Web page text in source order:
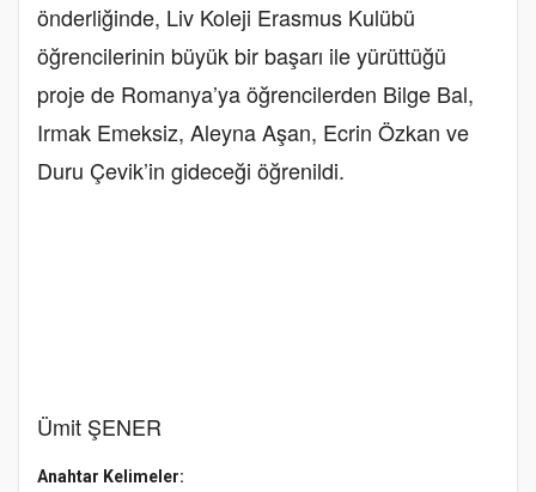
önderliğinde, Liv Koleji Erasmus Kulübü
öğrencilerinin büyük bir başarı ile yürüttüğü
proje de Romanya’ya öğrencilerden Bilge Bal,
Irmak Emeksiz, Aleyna Aşan, Ecrin Özkan ve
Duru Çevik’in gideceği öğrenildi.
Ümit ŞENER
Anahtar Kelimeler: